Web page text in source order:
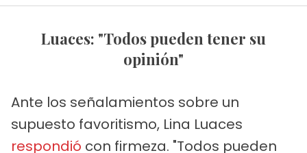
Luaces: "Todos pueden tener su
opinión"
Ante los señalamientos sobre un
supuesto favoritismo, Lina Luaces
respondió con firmeza. "Todos pueden